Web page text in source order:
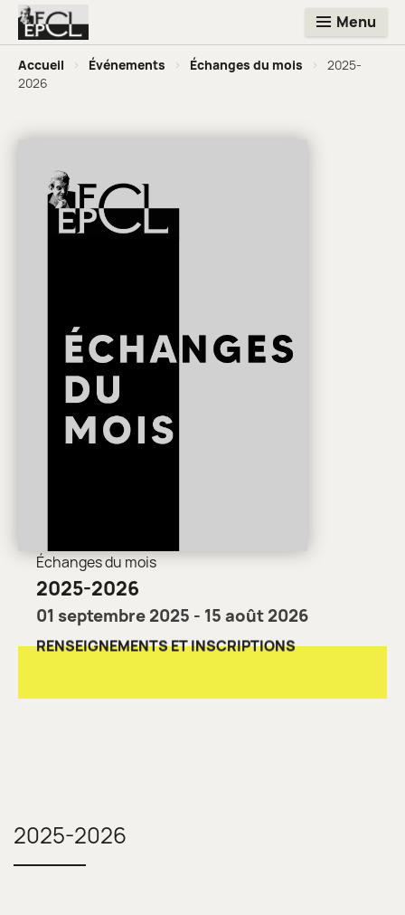
Menu
Accueil > Événements > Échanges du mois >
2025-
2026
Échanges du mois
2025-2026
01 septembre 2025 - 15 août 2026
RENSEIGNEMENTS ET INSCRIPTIONS
2025-2026